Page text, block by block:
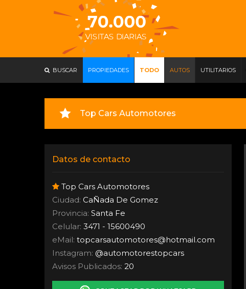
BUSCAR PROPIEDADES TODO AUTOS UTILITARIOS
Top Cars Automotores
Datos de contacto
Top Cars Automotores
Ciudad: CaÑada De Gomez
Provincia: Santa Fe
Celular: 3471 - 15600490
eMail: topcarsautomotores@hotmail.com
Instagram: @automotorestopcars
Avisos Publicados: 20